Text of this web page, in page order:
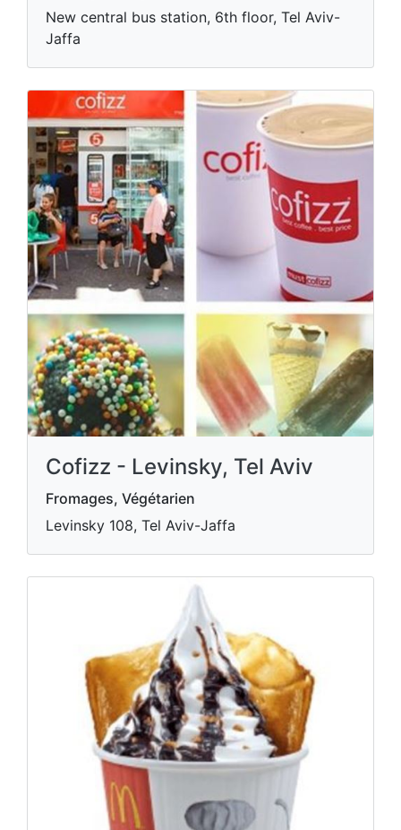
New central bus station, 6th floor, Tel Aviv-
Jaffa
Cofizz - Levinsky, Tel Aviv
Fromages, Végétarien
Levinsky 108, Tel Aviv-Jaffa